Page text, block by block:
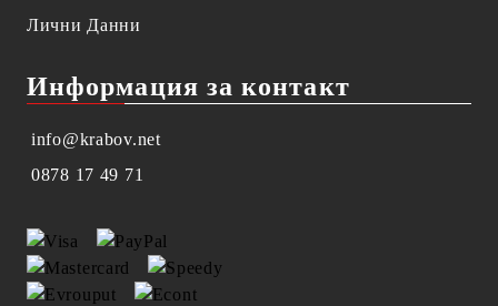
Лични Данни
Информация за контакт
info@krabov.net
0878 17 49 71